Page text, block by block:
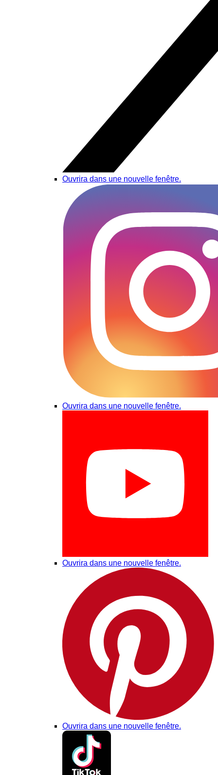
Ouvrira dans une nouvelle fenêtre.
Ouvrira dans une nouvelle fenêtre.
Ouvrira dans une nouvelle fenêtre.
Ouvrira dans une nouvelle fenêtre.